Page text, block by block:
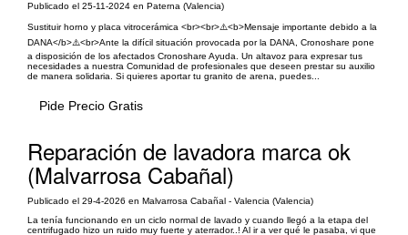
Publicado el 25-11-2024 en Paterna (Valencia)
Sustituir horno y placa vitrocerámica <br><br>⚠️<b>Mensaje importante debido a la
DANA</b>⚠️<br>Ante la difícil situación provocada por la DANA, Cronoshare pone
a disposición de los afectados Cronoshare Ayuda. Un altavoz para expresar tus
necesidades a nuestra Comunidad de profesionales que deseen prestar su auxilio
de manera solidaria. Si quieres aportar tu granito de arena, puedes...
Pide Precio Gratis
Reparación de lavadora marca ok
(Malvarrosa Cabañal)
Publicado el 29-4-2026 en Malvarrosa Cabañal - Valencia (Valencia)
La tenía funcionando en un ciclo normal de lavado y cuando llegó a la etapa del
centrifugado hizo un ruido muy fuerte y aterrador..! Al ir a ver qué le pasaba, vi que